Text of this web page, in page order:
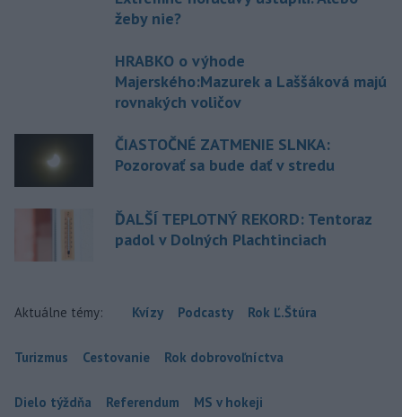
žeby nie?
HRABKO o výhode
Majerského:Mazurek a Laššáková majú
rovnakých voličov
ČIASTOČNÉ ZATMENIE SLNKA:
Pozorovať sa bude dať v stredu
ĎALŠÍ TEPLOTNÝ REKORD: Tentoraz
padol v Dolných Plachtinciach
Aktuálne témy: Kvízy Podcasty Rok Ľ.Štúra
Turizmus Cestovanie Rok dobrovoľníctva
Dielo týždňa Referendum MS v hokeji